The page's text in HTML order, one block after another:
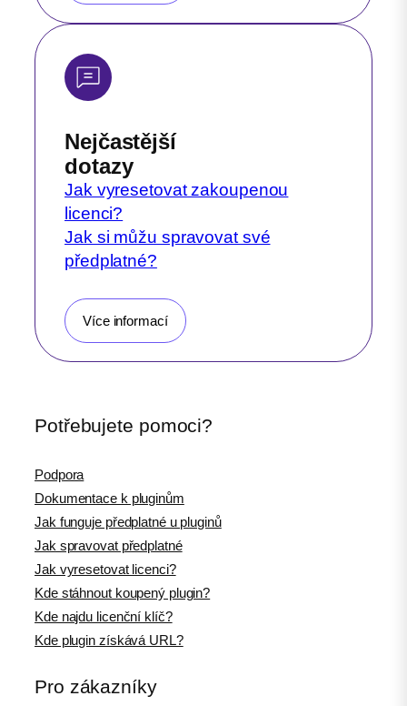
Nejčastější
dotazy
Jak vyresetovat zakoupenou
licenci?
Jak si můžu spravovat své
předplatné?
Více informací
Potřebujete pomoci?
Podpora
Dokumentace k pluginům
Jak funguje předplatné u pluginů
Jak spravovat předplatné
Jak vyresetovat licenci?
Kde stáhnout koupený plugin?
Kde najdu licenční klíč?
Kde plugin získává URL?
Pro zákazníky